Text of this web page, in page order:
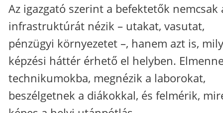
Az igazgató szerint a befektetők nemcsak
infrastruktúrát nézik – utakat, vasutat,
pénzügyi környezetet –, hanem azt is,
képzési háttér érhető el helyben.
technikumokba, megnézik a laborokat,
beszélgetnek a diákokkal, és felmérik,